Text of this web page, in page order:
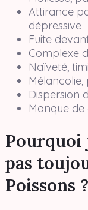
Attirance
dépressive
Fuite
Complexe
Naïveté,
Mélancolie,
Dispersion
Manque
Pourquoi
pas
Poissons ?